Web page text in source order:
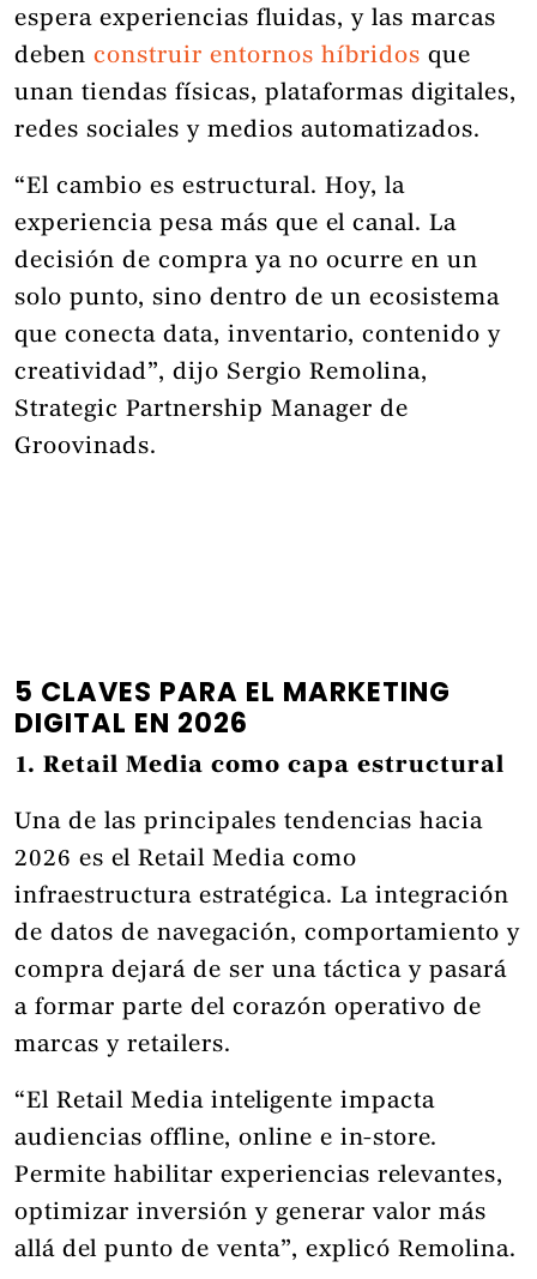
espera experiencias fluidas, y las marcas
deben construir entornos híbridos que
unan tiendas físicas, plataformas digitales,
redes sociales y medios automatizados.
“El cambio es estructural. Hoy, la
experiencia pesa más que el canal. La
decisión de compra ya no ocurre en un
solo punto, sino dentro de un ecosistema
que conecta data, inventario, contenido y
creatividad”, dijo Sergio Remolina,
Strategic Partnership Manager de
Groovinads.
5 CLAVES PARA EL MARKETING
DIGITAL EN 2026
1. Retail Media como capa estructural
Una de las principales tendencias hacia
2026 es el Retail Media como
infraestructura estratégica. La integración
de datos de navegación, comportamiento y
compra dejará de ser una táctica y pasará
a formar parte del corazón operativo de
marcas y retailers.
“El Retail Media inteligente impacta
audiencias offline, online e in-store.
Permite habilitar experiencias relevantes,
optimizar inversión y generar valor más
allá del punto de venta”, explicó Remolina.